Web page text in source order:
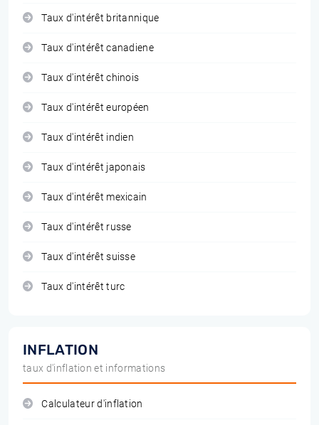
Taux d'intérêt britannique
Taux d'intérêt canadiene
Taux d'intérêt chinois
Taux d'intérêt européen
Taux d'intérêt indien
Taux d'intérêt japonais
Taux d'intérêt mexicain
Taux d'intérêt russe
Taux d'intérêt suisse
Taux d'intérêt turc
INFLATION
taux d'inflation et informations
Calculateur d'inflation